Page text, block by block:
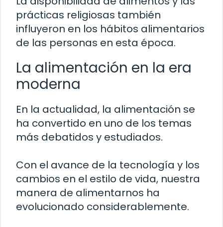
prácticas religiosas también
influyeron en los hábitos alimentarios
de las personas en esta época.
La alimentación en la era
moderna
En la actualidad, la alimentación se
ha convertido en uno de los temas
más debatidos y estudiados.
Con el avance de la tecnología y los
cambios en el estilo de vida, nuestra
manera de alimentarnos ha
evolucionado considerablemente.